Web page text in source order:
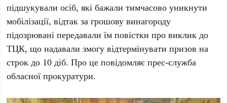
підшукували осіб, які бажали тимчасово уникнути
мобілізації, відтак за грошову винагороду
підозрювані передавали їм повістки про виклик до
ТЦК, що надавали змогу відтермінувати призов на
строк до 10 діб. Про це повідомляє прес-служба
обласної прокуратури.